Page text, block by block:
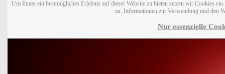
Um Ihnen ein bestmögliches Erlebnis auf dieser Website zu bieten setzen wir Cookies
zu. Informationen zur Verwendung und den
Nur essenzielle